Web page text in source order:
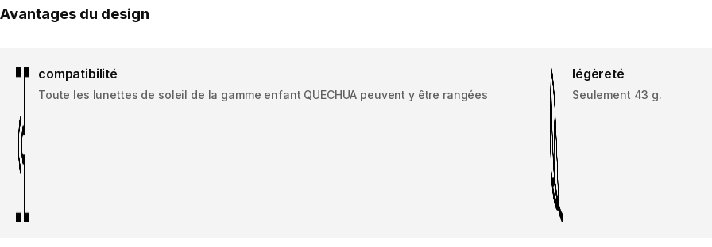
Avantages du design
compatibilité
Toute les lunettes de soleil de la gamme enfant QUECHUA peuvent y être rangées
légèreté
Seulement 43 g.